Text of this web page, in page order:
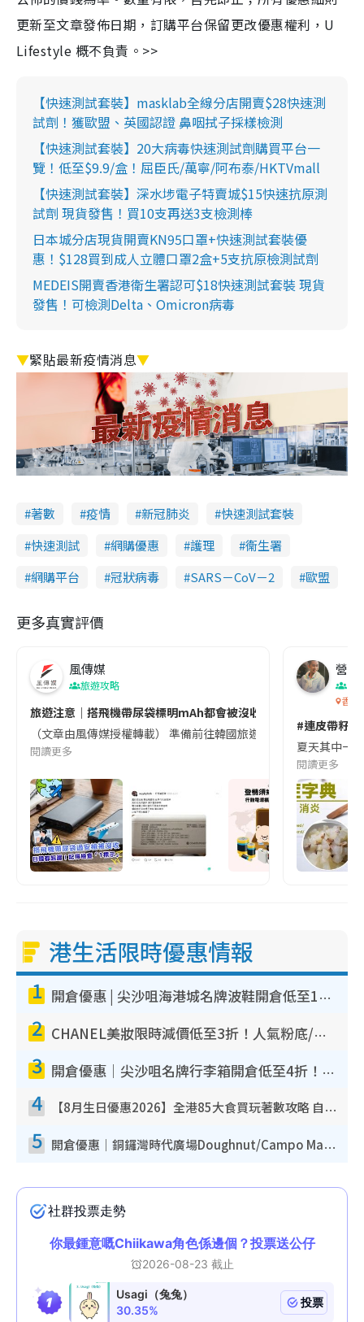
更新至文章發佈日期，訂購平台保留更改優惠權利，U
Lifestyle 概不負責。>>
【快速測試套裝】masklab全線分店開賣$28快速測
試劑！獲歐盟、英國認證 鼻咽拭子採樣檢測
【快速測試套裝】20大病毒快速測試劑購買平台一
覽！低至$9.9/盒！屈臣氏/萬寧/阿布泰/HKTVmall
【快速測試套裝】深水埗電子特賣城$15快速抗原測
試劑 現貨發售！買10支再送3支檢測棒
日本城分店現貨開賣KN95口罩+快速測試套裝優
惠！$128買到成人立體口罩2盒+5支抗原檢測試劑
MEDEIS開賣香港衛生署認可$18快速測試套裝 現貨
發售！可檢測Delta、Omicron病毒
▼緊貼最新疫情消息▼
著數 疫情 新冠肺炎
快速測試套裝
快速測試
網購優惠 護理
衞生署
網購平台
冠狀病毒 SARS－CoV－2 歐盟
更多真實評價
風傳媒
旅遊攻略
旅遊注意｜搭飛機帶尿袋標明mAh都會被沒收😱出發前切記檢查
（文章由風傳媒授權轉載） 準備前往韓國旅遊的民眾，近期要
閱讀更多
營養
香港
#連皮帶籽
夏天其中一
閱讀更多
港生活限時優惠情報
1 開倉優惠 | 尖沙咀海港城名牌波鞋開倉低至1折！On鞋$899起／Joy&Peace鞋履$98起
2 CHANEL美妝限時減價低至3折！人氣粉底/唇膏/精華液低至$275！COCO香水都有平
3 開倉優惠｜尖沙咀名牌行李箱開倉低至4折！一連5日 American Tourister/ace./Hallmark $200起！
4 【8月生日優惠2026】全港85大食買玩著數攻略 自助餐/火鍋放題同行免費＋誠品/DONKI送現金券
5 開倉優惠｜銅鑼灣時代廣場Doughnut/Campo Marzio開倉低至1折！背囊、書包、手袋劈價$200起